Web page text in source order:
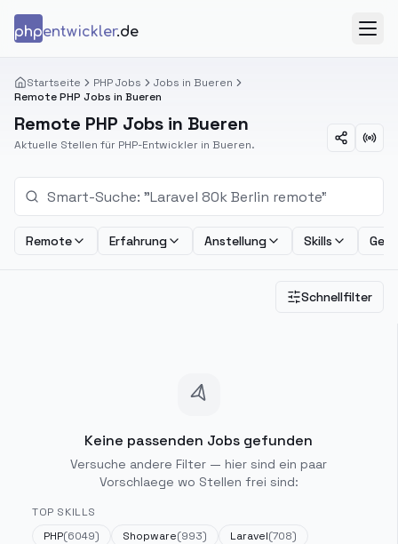
phpentwickler.de
Startseite PHP Jobs
Jobs in Bueren
Remote PHP Jobs in Bueren
Remote PHP Jobs in Bueren
Aktuelle Stellen für PHP-Entwickler in Bueren.
Remote Erfahrung Anstellung Skills
Schnellfilter
Keine passenden Jobs gefunden
Versuche andere Filter — hier sind ein paar
Vorschlaege wo Stellen frei sind:
TOP SKILLS
PHP(6049) Shopware(993) Laravel(708)